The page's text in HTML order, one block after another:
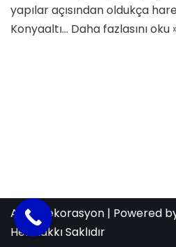
yapılar açısından oldukça
Konyaaltı… Daha fazlasını oku
Aras Dekorasyon | Powered
Her Hakkı Saklıdır